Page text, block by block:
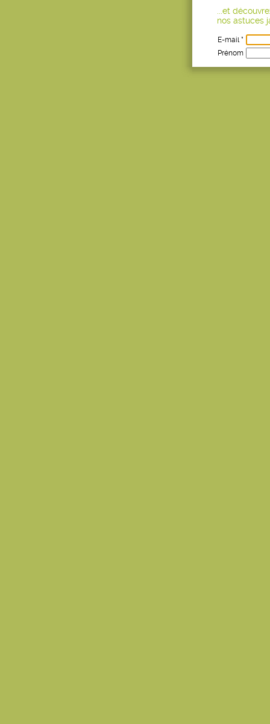
...et
nos astuces
E-mail *
Prénom
Age